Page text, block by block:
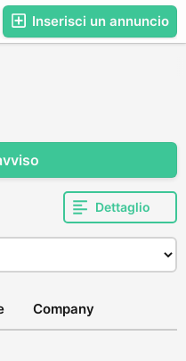
Inserisci un annuncio
Dettaglio
Company